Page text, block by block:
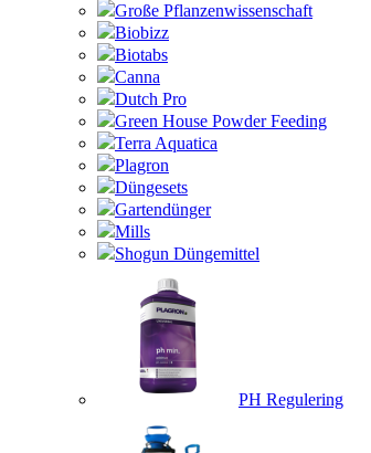
Große Pflanzenwissenschaft
Biobizz
Biotabs
Canna
Dutch Pro
Green House Powder Feeding
Terra Aquatica
Plagron
Düngesets
Gartendünger
Mills
Shogun Düngemittel
PH Regulering